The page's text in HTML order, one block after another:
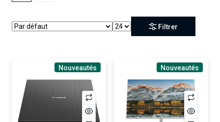
Filtrer
Nouveautés Nouveautés